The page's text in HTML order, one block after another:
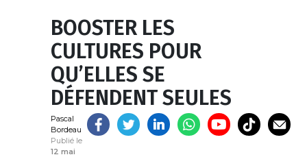
BOOSTER LES
CULTURES POUR
QU’ELLES SE
DÉFENDENT SEULES
Pascal
Bordeau
Publié le
12 mai